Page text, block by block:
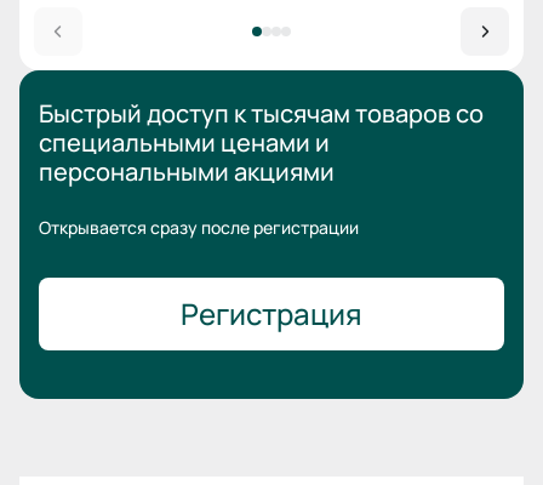
Быстрый доступ к тысячам товаровсо
специальными ценами и
персональными акциями
Открывается сразу после регистрации
Регистрация